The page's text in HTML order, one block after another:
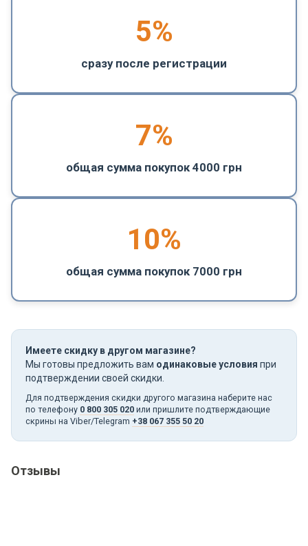
5%
сразу после регистрации
7%
общая сумма покупок 4000 грн
10%
общая сумма покупок 7000 грн
Имеете скидку в другом магазине?
Мы готовы предложить вам одинаковые условия при
подтверждении своей скидки.
Для подтверждения скидки другого магазина наберите нас
по телефону 0 800 305 020 или пришлите подтверждающие
скрины на Viber/Telegram +38 067 355 50 20
Отзывы